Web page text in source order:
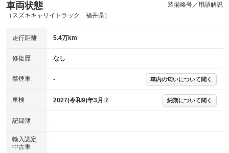
車両状態
（スズキキャリイトラック 福井県）
装備略号／用語解説
走行距離 5.4万km
修復歴 なし
禁煙車 - 車内の匂いについて聞く
車検 2027(令和9)年3月 ? 納期について聞く
記録簿 -
輸入認定
中古車
-